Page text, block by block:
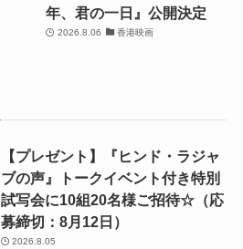
年、君の一日』公開決定
2026.8.06 香港映画
【プレゼント】『ヒンド・ラジャ
ブの声』トークイベント付き特別
試写会に10組20名様ご招待☆（応
募締切：8月12日）
2026.8.05